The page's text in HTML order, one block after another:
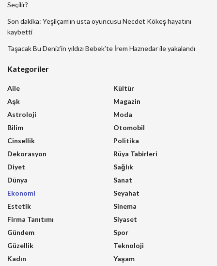
Seçilir?
Son dakika: Yeşilçam’ın usta oyuncusu Necdet Kökeş hayatını
kaybetti
Taşacak Bu Deniz’in yıldızı Bebek’te İrem Haznedar ile yakalandı
Kategoriler
Aile
Aşk
Astroloji
Bilim
Cinsellik
Dekorasyon
Diyet
Dünya
Ekonomi
Estetik
Firma Tanıtımı
Gündem
Güzellik
Kadın
Kültür
Magazin
Moda
Otomobil
Politika
Rüya Tabirleri
Sağlık
Sanat
Seyahat
Sinema
Siyaset
Spor
Teknoloji
Yaşam